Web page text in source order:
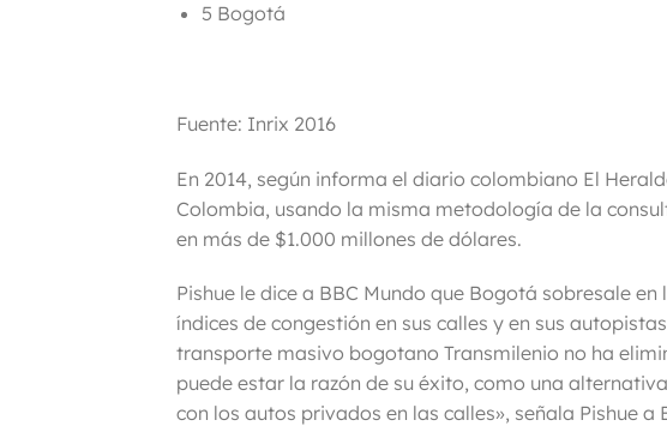
5 Bogotá
Fuente: Inrix 2016
En 2014, según informa el diario colombiano El
Colombia, usando la misma metodología de la
en más de $1.000 millones de dólares.
Pishue le dice a BBC Mundo que Bogotá sobresale
índices de congestión en sus calles y en sus
transporte masivo bogotano Transmilenio no ha
puede estar la razón de su éxito, como una
con los autos privados en las calles», señala Pishue a